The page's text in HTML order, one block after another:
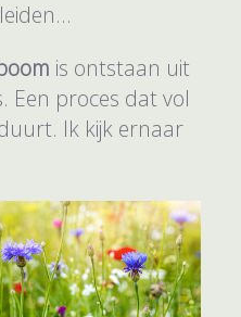
is ontstaan uit
Een proces dat vol
Ik kijk ernaar